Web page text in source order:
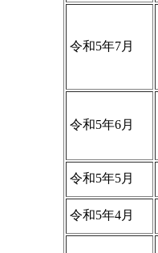
令和5年7月
令和5年6月
令和5年5月
令和5年4月